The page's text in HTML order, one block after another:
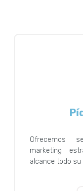
Ofrecemos
marketing
alcance todo su